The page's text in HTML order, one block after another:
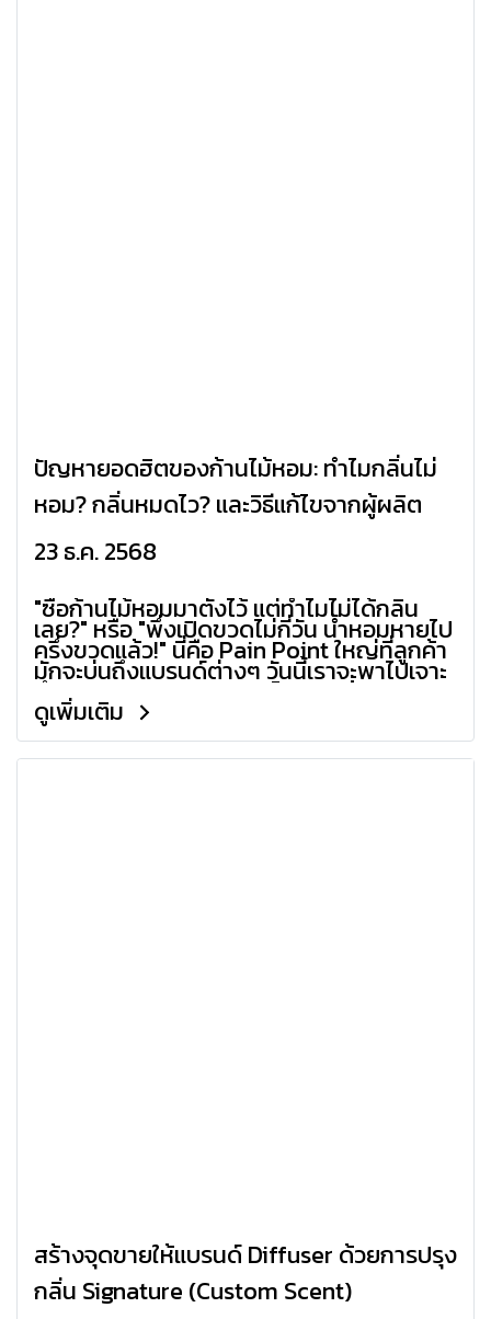
ปัญหายอดฮิตของก้านไม้หอม: ทำไมกลิ่นไม่
หอม? กลิ่นหมดไว? และวิธีแก้ไขจากผู้ผลิต
23 ธ.ค. 2568
"ซื้อก้านไม้หอมมาตั้งไว้ แต่ทำไมไม่ได้กลิ่น
เลย?" หรือ "พึ่งเปิดขวดไม่กี่วัน น้ำหอมหายไป
ครึ่งขวดแล้ว!" นี่คือ Pain Point ใหญ่ที่ลูกค้า
มักจะบ่นถึงแบรนด์ต่างๆ วันนี้เราจะพาไปเจาะ
ลึกสาเหตุจากมุมมองของโรงงานผู้ผลิต
พร้อมวิธีแก้ไขที่จะช่วยให้แบรนด์ของคุณ
ครองใจลูกค้าได้ยาวนานครับ
ดูเพิ่มเติม
สร้างจุดขายให้แบรนด์ Diffuser ด้วยการปรุง
กลิ่น Signature (Custom Scent)